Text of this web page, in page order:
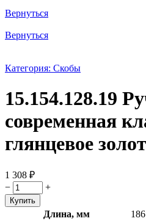
Вернуться
Вернуться
Категория: Скобы
15.154.128.19
современная
глянцевое
1 308 ₽
−
+
Длина, мм
186